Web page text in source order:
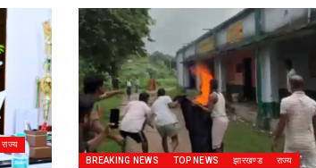
राज्य
BREAKING NEWS TOP NEWS झारखण्ड राज्य